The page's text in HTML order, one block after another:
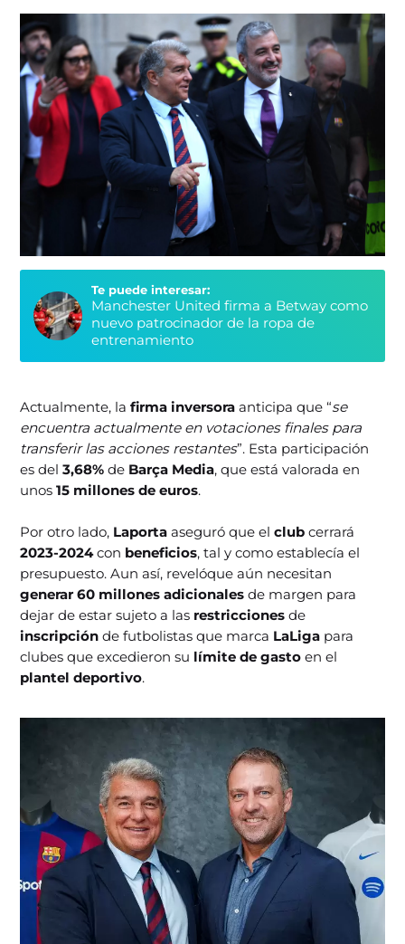
Te puede interesar:
Manchester United firma a Betway como
nuevo patrocinador de la ropa de
entrenamiento
Actualmente, lafirma inversoraanticipa que “se
encuentra actualmente en votaciones finales para
transferir las acciones restantes”. Esta participación
es del3,68%de Barça Media, que está valorada en
unos15 millones de euros.
Por otro lado, Laportaaseguró que elclubcerrará
2023-2024con beneficios, tal y como establecía el
presupuesto. Aun así, revelóque aún necesitan
generar 60 millones adicionalesde margen para
dejar de estar sujeto a las restriccionesde
inscripciónde futbolistas que marca LaLiga para
clubes que excedieron su límite de gastoen el
plantel deportivo.